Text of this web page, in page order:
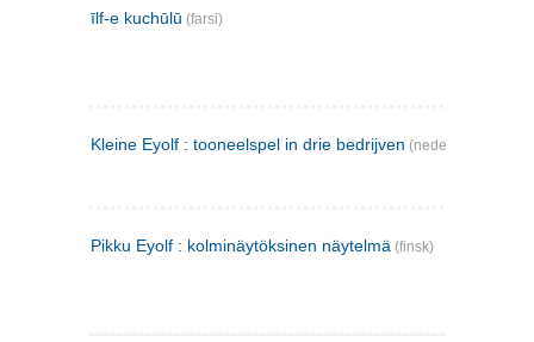
īlf-e kuchūlū (farsi)
Kleine Eyolf : tooneelspel in drie bedrijven (nederlandsk)
Pikku Eyolf : kolminäytöksinen näytelmä (finsk)